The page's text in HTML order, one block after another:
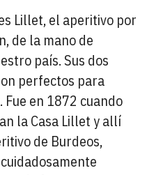
Lillet, el aperitivo por
de la mano de
país. Sus dos
perfectos para
Fue en 1872 cuando
la Casa Lillet y allí
de Burdeos,
cuidadosamente